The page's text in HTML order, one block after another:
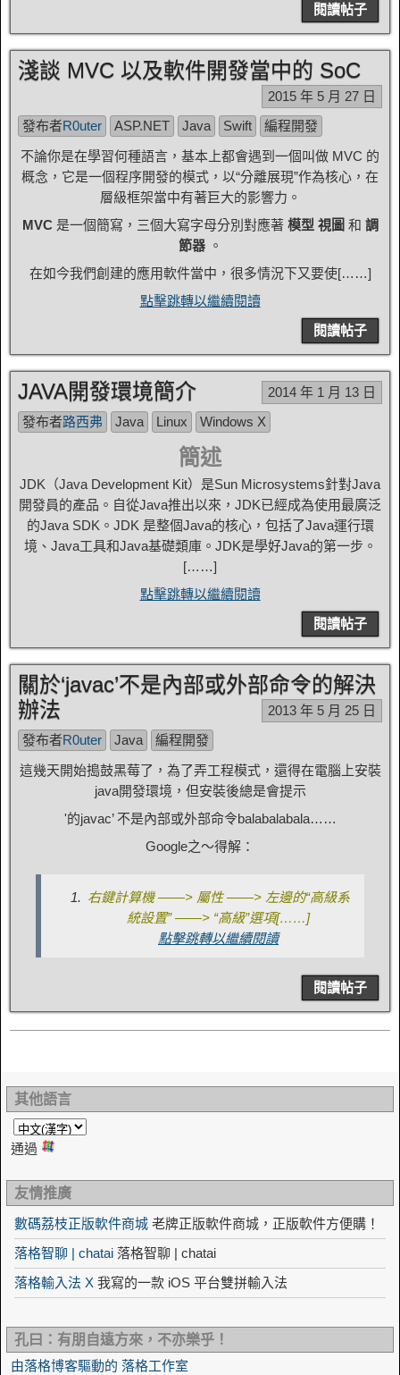
閱讀帖子
淺談 MVC 以及軟件開發當中的 SoC
2015 年 5 月 27 日
發布者R0uter ASP.NET Java Swift
編程開發
不論你是在學習何種語言，基本上都會遇到一個叫做 MVC 的
概念，它是一個程序開發的模式，以“分離展現”作為核心，在
層級框架當中有著巨大的影響力。
MVC是一個簡寫，三個大寫字母分別對應著 模型 視圖 和 調
節器。
在如今我們創建的應用軟件當中，很多情況下又要使[……]
點擊跳轉以繼續閱讀
閱讀帖子
JAVA開發環境簡介
2014 年 1 月 13 日
發布者路西弗 Java Linux Windows X
簡述
JDK（Java Development Kit）是Sun Microsystems針對Java
開發員的產品。自從Java推出以來，JDK已經成為使用最廣泛
的Ja​​va SDK。JDK 是整個Java的核心，包括了Java運行環
境、Java工具和Java基礎類庫。JDK是學好Java的第一步。
[……]
點擊跳轉以繼續閱讀
閱讀帖子
關於‘javac’不是內部​​或外部命令的解決
辦法
2013 年 5 月 25 日
發布者R0uter Java
編程開發
這幾天開始搗鼓黑莓了，為了弄工程模式，還得在電腦上安裝
java開發環境，但安裝後總是會提示
'的javac’ 不是內部或外部命令balabalabala……
Google之～得解：
右鍵計算機 ——> 屬性 ——> 左邊的“高級系
統設置” ——> “高級”選項[……]
點擊跳轉以繼續閱讀
閱讀帖子
其他語言
通過
友情推廣
數碼荔枝正版軟件商城 老牌正版軟件商城，正版軟件方便購！
落格智聊 | chatai 落格智聊 | chatai
落格輸入法 X 我寫的一款 iOS 平台雙拼輸入法
孔曰：有朋自遠方來，不亦樂乎！
由落格博客驅動的 落格工作室